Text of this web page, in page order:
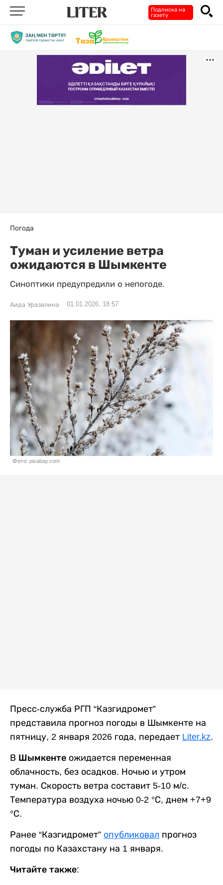
Подписка на
газету
Погода
Туман и усиление ветра
ожидаются в Шымкенте
Синоптики предупредили о непогоде.
Аида Уразалина 01.01.2026, 18:57
Фото: pixabay.com
Пресс-служба РГП “Казгидромет”
представила прогноз погоды в Шымкенте на
пятницу, 2 января 2026 года, передает Liter.kz.
В Шымкенте ожидается переменная
облачность, без осадков. Ночью и утром
туман. Скорость ветра составит 5-10 м/с.
Температура воздуха ночью 0-2 °С, днем +7+9
°С.
Ранее “Казгидромет” опубликовал прогноз
погоды по Казахстану на 1 января.
Читайте также: